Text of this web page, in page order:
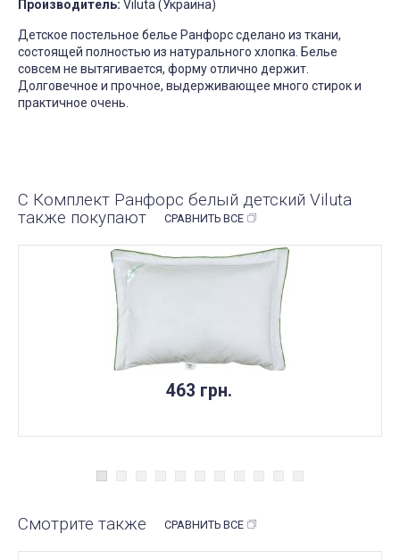
Производитель: Viluta (Украина)
Детское постельное белье Ранфорс сделано из ткани,
состоящей полностью из натурального хлопка. Белье
совсем не вытягивается, форму отлично держит.
Долговечное и прочное, выдерживающее много стирок и
практичное очень.
С Комплект Ранфорс белый детский Viluta
также покупают
СРАВНИТЬ ВСЕ
463 грн.
Смотрите также СРАВНИТЬ ВСЕ